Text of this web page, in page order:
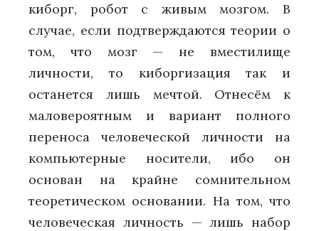
киборг, робот с живым мозгом. В
случае, если подтверждаются теории о
том, что мозг — не вместилище
личности, то киборгизация так и
останется лишь мечтой. Отнесём к
маловероятным и вариант полного
переноса человеческой личности на
компьютерные носители, ибо он
основан на крайне сомнительном
теоретическом основании. На том, что
человеческая личность — лишь набор